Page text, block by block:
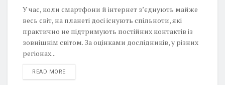
У час, коли смартфони й інтернет з’єднують майже
весь світ, на планеті досі існують спільноти, які
практично не підтримують постійних контактів із
зовнішнім світом. За оцінками дослідників, у різних
регіонах...
READ MOREDETAILS